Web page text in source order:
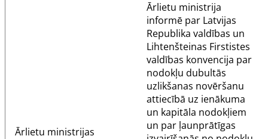
Ārlietu ministrijas
Ārlietu ministrija
informē par Latvijas
Republika valdības un
Lihtenšteinas Firstistes
valdības konvencija par
nodokļu dubultās
uzlikšanas novēršanu
attiecībā uz ienākuma
un kapitāla nodokļiem
un par ļaunprātīgas